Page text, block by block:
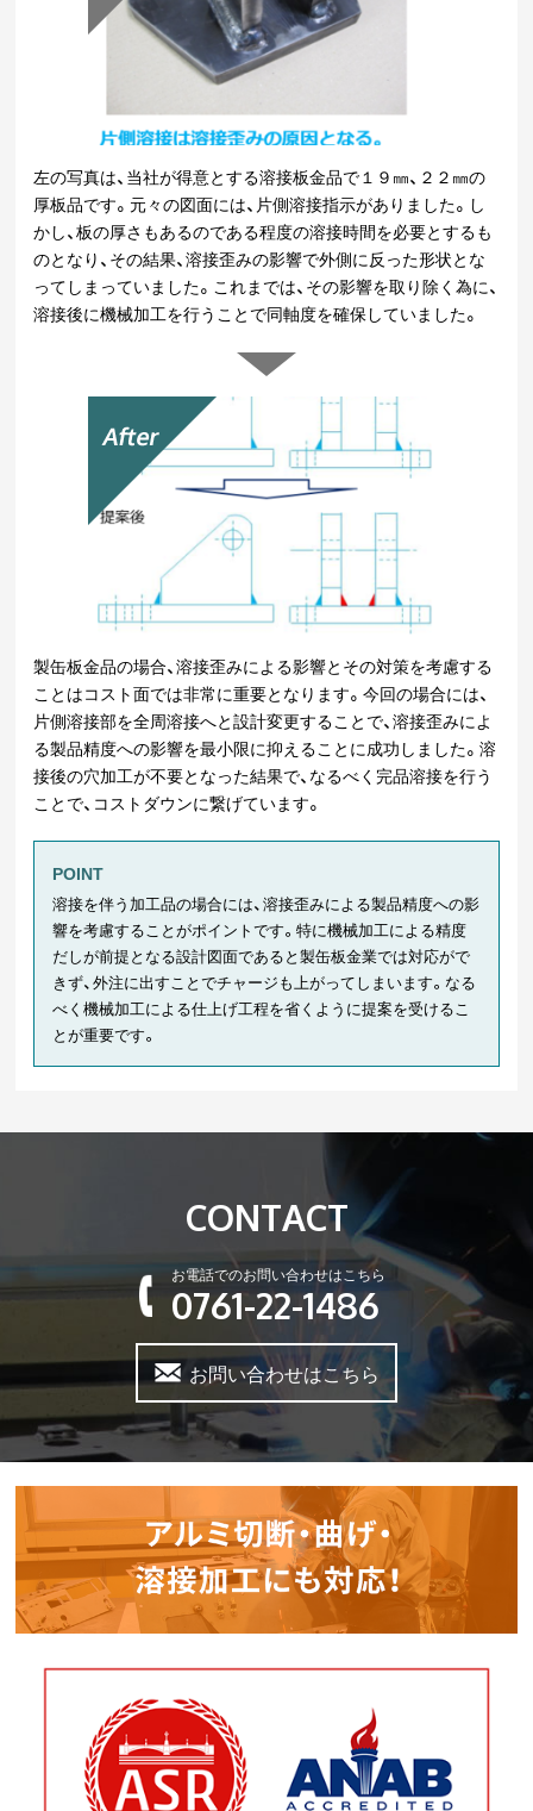
左の写真は、当社が得意とする溶接板金品で１９㎜、２２㎜の
厚板品です。元々の図面には、片側溶接指示がありました。し
かし、板の厚さもあるのである程度の溶接時間を必要とするも
のとなり、その結果、溶接歪みの影響で外側に反った形状とな
ってしまっていました。これまでは、その影響を取り除く為に、
溶接後に機械加工を行うことで同軸度を確保していました。
製缶板金品の場合、溶接歪みによる影響とその対策を考慮する
ことはコスト面では非常に重要となります。今回の場合には、
片側溶接部を全周溶接へと設計変更することで、溶接歪みによ
る製品精度への影響を最小限に抑えることに成功しました。溶
接後の穴加工が不要となった結果で、なるべく完品溶接を行う
ことで、コストダウンに繋げています。
POINT
溶接を伴う加工品の場合には、溶接歪みによる製品精度への影
響を考慮することがポイントです。特に機械加工による精度
だしが前提となる設計図面であると製缶板金業では対応がで
きず、外注に出すことでチャージも上がってしまいます。なる
べく機械加工による仕上げ工程を省くように提案を受けるこ
とが重要です。
CONTACT
お電話でのお問い合わせはこちら
0761-22-1486
お問い合わせはこちら